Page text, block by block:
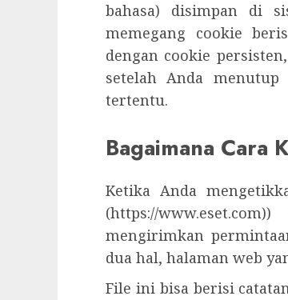
bahasa) disimpan di
memegang cookie
dengan cookie
setelah Anda
tertentu.
Bagaimana Cara
Ketika Anda
(https://
mengirimkan
dua hal, halaman web
File ini bisa berisi